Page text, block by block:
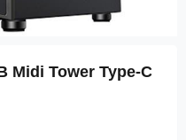
Midi Tower Type-C